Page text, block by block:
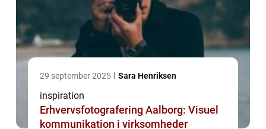
29 september 2025 Sara Henriksen
inspiration
Erhvervsfotografering Aalborg: Visuel
kommunikation i virksomheder